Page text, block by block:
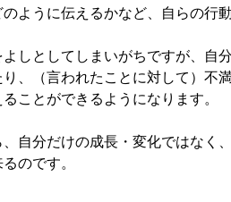
ように伝えるかなど、自らの行
しとしてしまいがちですが、自
、（言われたことに対して）不
ことができるようになります。
自分だけの成長・変化ではなく
のです。